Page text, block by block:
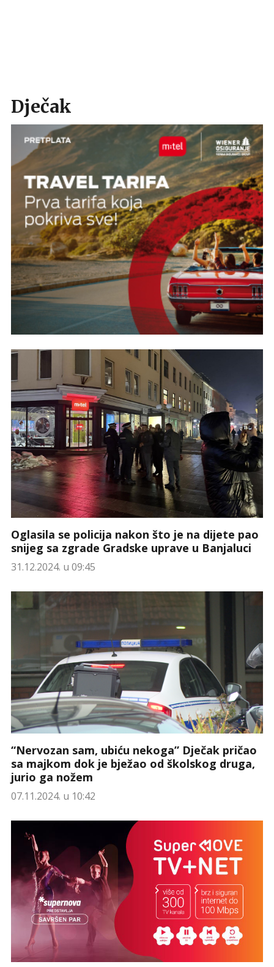
Dječak
Oglasila se policija nakon što je na dijete pao
snijeg sa zgrade Gradske uprave u Banjaluci
31.12.2024. u 09:45
“Nervozan sam, ubiću nekoga” Dječak pričao
sa majkom dok je bježao od školskog druga,
jurio ga nožem
07.11.2024. u 10:42